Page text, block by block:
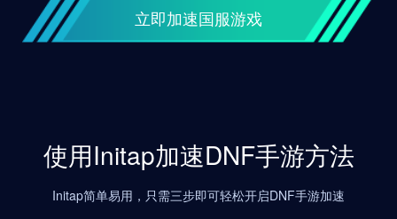
立即加速国服游戏
使用Initap加速DNF手游方法
Initap简单易用，只需三步即可轻松开启DNF手游加速